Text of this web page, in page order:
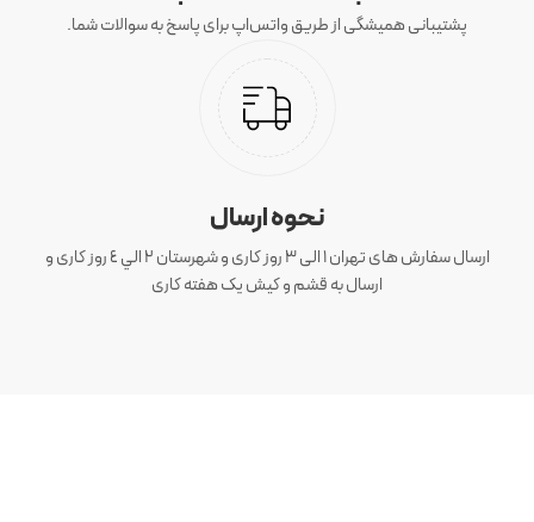
پشتیبانی همیشگی از طریق واتس‌اپ برای پاسخ به سوالات شما.
نحوه ارسال
ارسال سفارش های تهران 1 الی 3 روز کاری و شهرستان ٢ الي ٤ روز کاری و
ارسال به قشم و کیش یک هفته کاری